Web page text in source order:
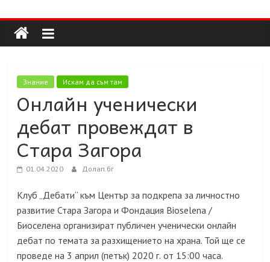
to
content
Долап
БГ
култура|
пътешествия|
мода|
събития|
кухня|
реклама|
Знание Искам да съм там
Онлайн ученически
дебат провеждат в
Стара Загора
01.04.2020 Долап.бг
Клуб „Дебати“ към Център за подкрепа за личностно
развитие Стара Загора и Фондация Bioselena /
Биоселена организират публичен ученически онлайн
дебат по темата за разхищението на храна. Той ще се
проведе на 3 април (петък) 2020 г. от 15:00 часа.